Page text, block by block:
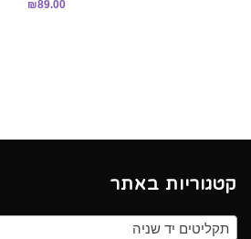
₪89.00
קטגוריות באתר
תקליטים יד שניה